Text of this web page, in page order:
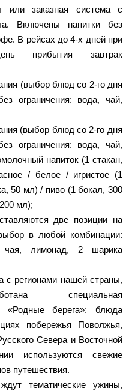
или заказная система с
Включены напитки без
В рейсах до 4-х дней при
прибытия завтрак
(выбор блюд со 2-го дня
ограничения: вода, чай,
(выбор блюд со 2-го дня
ограничения: вода, чай,
напиток (1 стакан,
/ белое / игристое (1
50 мл) / пиво (1 бокал, 300
мл);
две позиции на
в любой комбинации:
чая, лимонад, 2 шарика
с регионами нашей страны,
специальная
«Родные берега»: блюда
побережья Поволжья,
Севера и Восточной
используются свежие
путешествия.
тематические ужины,